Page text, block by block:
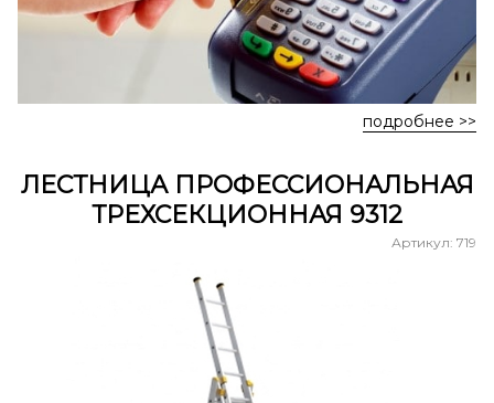
подробнее >>
ЛЕСТНИЦА ПРОФЕССИОНАЛЬНАЯ
ТРЕХСЕКЦИОННАЯ 9312
Артикул: 719